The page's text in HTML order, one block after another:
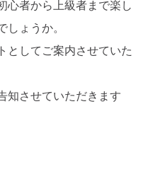
心者から上級者まで楽し
ょうか。
としてご案内させていた
知させていただきます